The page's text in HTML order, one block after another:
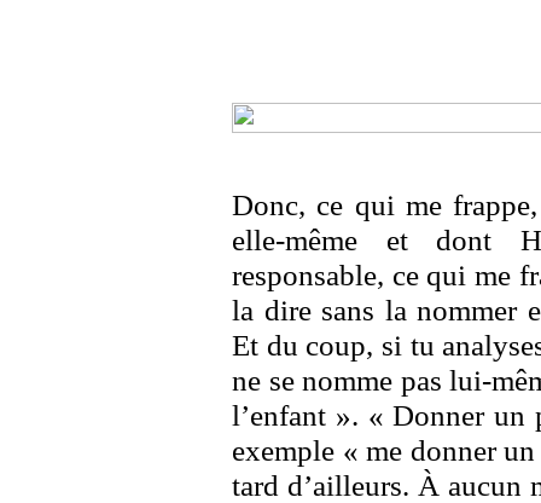
Donc, ce qui me
elle-même et dont
responsable, ce qui me
la dire sans la nommer
Et du coup, si tu
ne se nomme pas lui-
l’enfant ». « Donner un
exemple « me donner
tard d’ailleurs. À aucun